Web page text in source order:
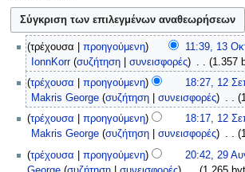
ω
τρέχουσα προηγούμενη
11:39, 13
IonnKorr συζήτηση συνεισφορές 1.357
Χ
ω
ρ
ί
σ
ύ
τρέχουσα προηγούμενη
18:27, 12
Makris George συζήτηση συνεισφορές
Χ
ω
ί
τρέχουσα προηγούμενη
18:17, 12
Makris George συζήτηση συνεισφορές
Χ
ω
τρέχουσα προηγούμενη 20:42, 29